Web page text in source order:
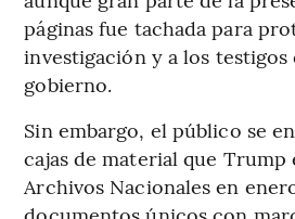
páginas fue tachada para
investigación y a los
gobierno.
Sin embargo, el público se
cajas de material que Trump
Archivos Nacionales en